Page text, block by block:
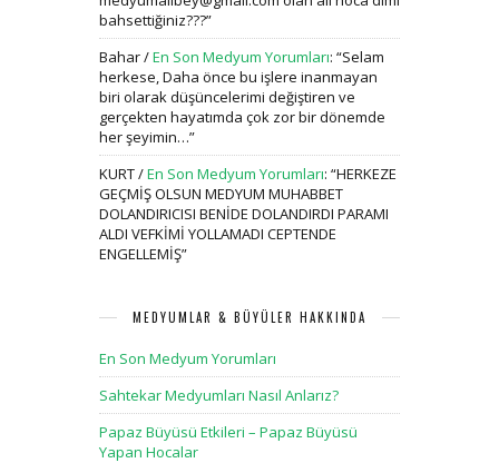
bahsettiğiniz???”
Bahar/En Son Medyum Yorumları: “Selam
herkese, Daha önce bu işlere inanmayan
biri olarak düşüncelerimi değiştiren ve
gerçekten hayatımda çok zor bir dönemde
her şeyimin…”
KURT/En Son Medyum Yorumları: “HERKEZE
GEÇMİŞ OLSUN MEDYUM MUHABBET
DOLANDIRICISI BENİDE DOLANDIRDI PARAMI
ALDI VEFKİMİ YOLLAMADI CEPTENDE
ENGELLEMİŞ”
MEDYUMLAR & BÜYÜLER HAKKINDA
En Son Medyum Yorumları
Sahtekar Medyumları Nasıl Anlarız?
Papaz Büyüsü Etkileri – Papaz Büyüsü
Yapan Hocalar